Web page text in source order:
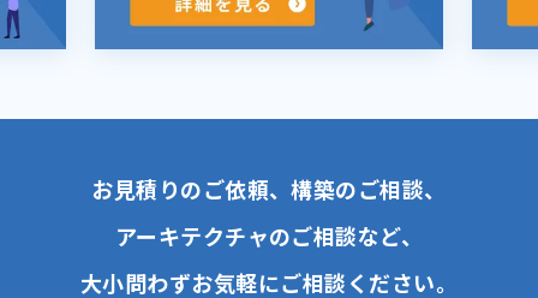
お見積りのご依頼、構築のご相談、
アーキテクチャのご相談など、
大小問わずお気軽にご相談ください。